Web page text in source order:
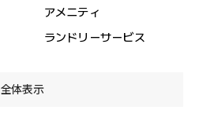
アメニティ
ランドリーサービス
全体表示